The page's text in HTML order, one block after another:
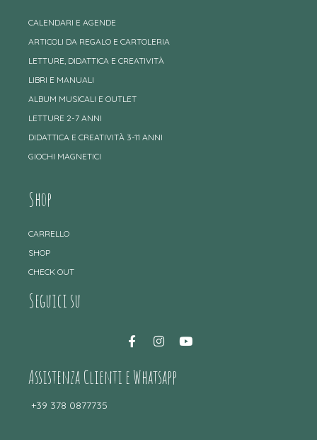
CALENDARI E AGENDE
ARTICOLI DA REGALO E CARTOLERIA
LETTURE, DIDATTICA E CREATIVITÀ
LIBRI E MANUALI
ALBUM MUSICALI E OUTLET
LETTURE 2-7 ANNI
DIDATTICA E CREATIVITÀ 3-11 ANNI
GIOCHI MAGNETICI
Shop
CARRELLO
SHOP
CHECK OUT
Seguici su
Assistenza Clienti e Whatsapp
+39 378 0877735